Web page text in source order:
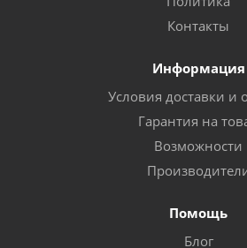
Контакты
Информация
Условия доставки и
Гарантия на
Возможности
Помощь
Блог